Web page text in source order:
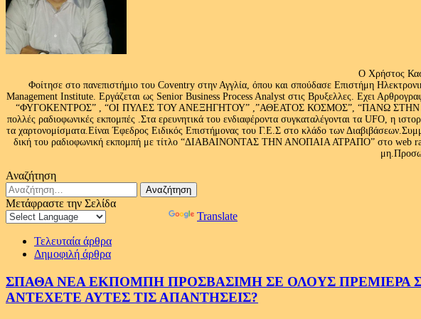
Ο Χρήστος
Φοίτησε στο πανεπιστήμιο του Coventry στην Αγγλία, όπου και σπούδασε Επιστήμη
Management Institute. Εργάζεται ως Senior Business Process Analyst στις Βρυξελλες. Εχει
“ΦΥΓΟΚΕΝΤΡΟΣ” , “ΟΙ ΠΥΛΕΣ ΤΟΥ ΑΝΕΞΗΓΗΤΟΥ” ,”ΑΘΕΑΤΟΣ ΚΟΣΜΟΣ”, “ΠΑΝΩ ΣΤΗΝ
πολλές ραδιοφωνικές εκπομπές .Στα ερευνητικά του ενδιαφέροντα συγκαταλέγονται τα UFO, η
τα χαρτονομίσματα.Είναι Έφεδρος Ειδικός Επιστήμονας του Γ.Ε.Σ στο κλάδο των
δική του ραδιοφωνική εκπομπή με τίτλο “ΔΙΑΒΑΙΝΟΝΤΑΣ ΤΗΝ ΑΝΟΠΑΙΑ ΑΤΡΑΠΟ” στο web
Αναζήτηση
Αναζήτηση
για:
Μετάφραστε την Σελίδα
Translate
Τελευταία άρθρα
Δημοφιλή άρθρα
ΣΠΑΘΑ ΝΕΑ ΕΚΠΟΜΠΗ ΠΡΟΣΒΑΣΙΜΗ ΣΕ ΟΛΟΥΣ ΠΡΕΜΙΕΡΑ
ΑΝΤΕΧΕΤΕ ΑΥΤΕΣ ΤΙΣ ΑΠΑΝΤΗΣΕΙΣ?